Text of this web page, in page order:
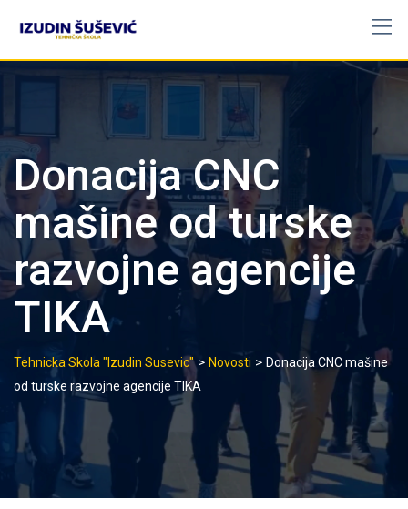
content
Donacija CNC
mašine od turske
razvojne agencije
TIKA
Tehnicka Skola "Izudin Susevic"> Novosti > Donacija CNC mašine
od turske razvojne agencije TIKA